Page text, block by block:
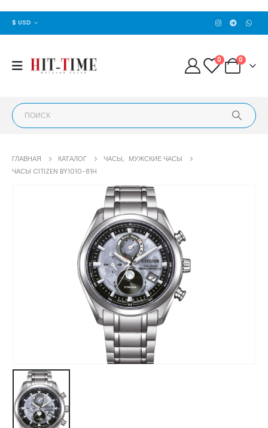
$ USD
0 0
ГЛАВНАЯ КАТАЛОГ ЧАСЫ, МУЖСКИЕ ЧАСЫ
ЧАСЫ CITIZEN BY1010-81H